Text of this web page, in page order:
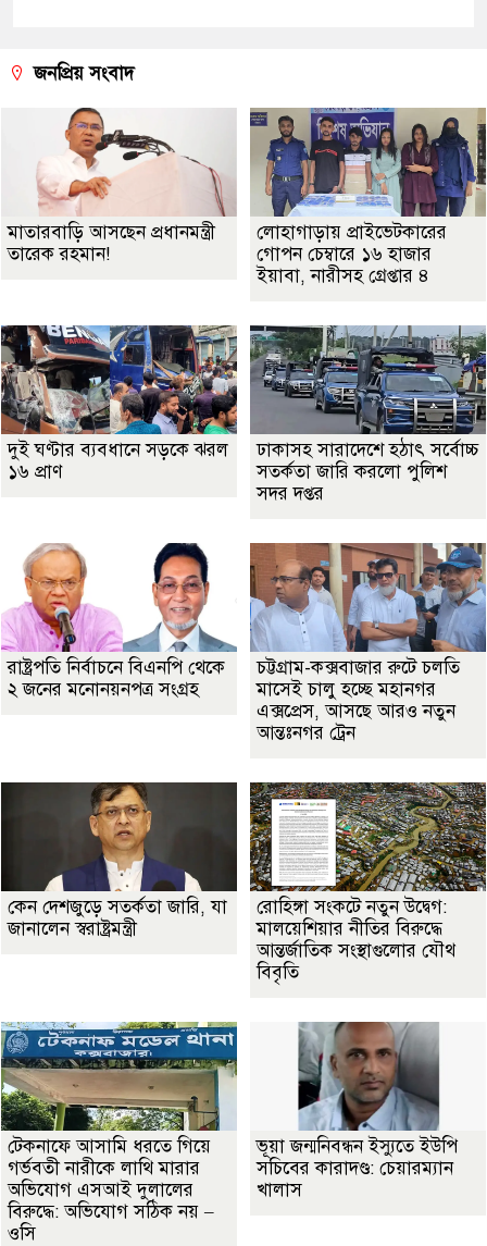
জনপ্রিয় সংবাদ
মাতারবাড়ি আসছেন প্রধানমন্ত্রী
তারেক রহমান!
লোহাগাড়ায় প্রাইভেটকারের
গোপন চেম্বারে ১৬ হাজার
ইয়াবা, নারীসহ গ্রেপ্তার ৪
দুই ঘণ্টার ব্যবধানে সড়কে ঝরল
১৬ প্রাণ
ঢাকাসহ সারাদেশে হঠাৎ সর্বোচ্চ
সতর্কতা জা‌রি করলো পুলিশ
সদর দপ্তর
রাষ্ট্রপতি নির্বাচনে বিএনপি থেকে
২ জনের মনোনয়নপত্র সংগ্রহ
চট্টগ্রাম-কক্সবাজার রুটে চলতি
মাসেই চালু হচ্ছে মহানগর
এক্সপ্রেস, আসছে আরও নতুন
আন্তঃনগর ট্রেন
কেন দেশজুড়ে সতর্কতা জারি, যা
জানালেন স্বরাষ্ট্রমন্ত্রী
রোহিঙ্গা সংকটে নতুন উদ্বেগ:
মালয়েশিয়ার নীতির বিরুদ্ধে
আন্তর্জাতিক সংস্থাগুলোর যৌথ
বিবৃতি
টেকনাফে আসামি ধরতে গিয়ে
গর্ভবতী নারীকে লাথি মারার
অভিযোগ এসআই দুলালের
বিরুদ্ধে: অভিযোগ সঠিক নয় –
ওসি
ভূয়া জন্মনিবন্ধন ইস্যুতে ইউপি
সচিবের কারাদণ্ড: চেয়ারম্যান
খালাস